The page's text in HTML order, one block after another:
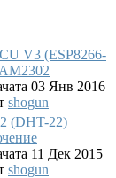
V3 (ESP8266-
03 Янв 2016
shogun
(DHT-22)
11 Дек 2015
shogun